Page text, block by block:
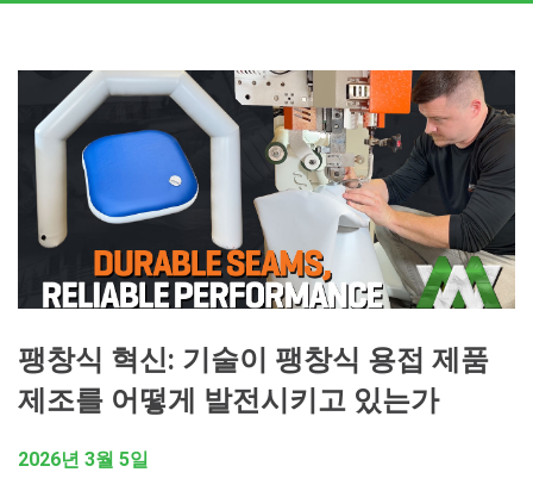
팽창식 혁신: 기술이 팽창식 용접 제품
제조를 어떻게 발전시키고 있는가
2026년 3월 5일